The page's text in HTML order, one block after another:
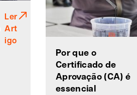
Ler
Art
igo
Por que o
Certificado de
Aprovação (CA) é
essencial